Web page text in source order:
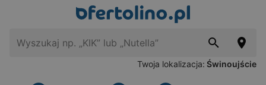
Twoja lokalizacja: Świnoujście